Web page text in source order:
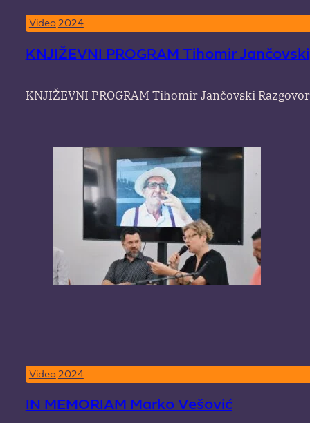
KNJIŽEVNI PROGRAM Tihomir Jančovski
Video 2024
KNJIŽEVNI PROGRAM Tihomir Jančovski
IN MEMORIAM Marko Vešović
Video 2024